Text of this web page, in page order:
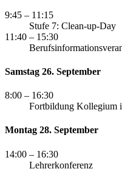
9:45 – 11:15
Stufe 7: Clean-up-Day
11:40 – 15:30
Samstag 26. September
8:00 – 16:30
Fortbildung Kollegium
Montag 28. September
14:00 – 16:30
Lehrerkonferenz